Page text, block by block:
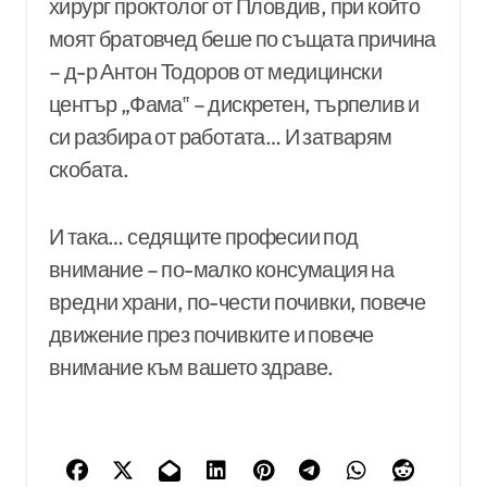
хирург проктолог от Пловдив, при който
моят братовчед беше по същата причина
– д-р Антон Тодоров от медицински
център „Фама‟ – дискретен, търпелив и
си разбира от работата… И затварям
скобата.
И така… седящите професии под
внимание – по-малко консумация на
вредни храни, по-чести почивки, повече
движение през почивките и повече
внимание към вашето здраве.